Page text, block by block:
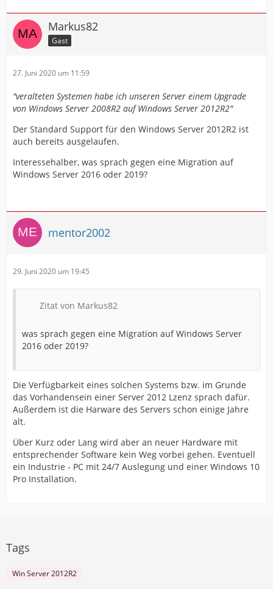
Markus82
Gast
27. Juni 2020 um 11:59
"veralteten Systemen habe ich unseren Server einem Upgrade
von Windows Server 2008R2 auf Windows Server 2012R2"
Der Standard Support für den Windows Server 2012R2 ist
auch bereits ausgelaufen.
Interessehalber, was sprach gegen eine Migration auf
Windows Server 2016 oder 2019?
mentor2002
29. Juni 2020 um 19:45
Zitat von Markus82
was sprach gegen eine Migration auf Windows Server
2016 oder 2019?
Die Verfügbarkeit eines solchen Systems bzw. im Grunde
das Vorhandensein einer Server 2012 Lzenz sprach dafür.
Außerdem ist die Harware des Servers schon einige Jahre
alt.
Über Kurz oder Lang wird aber an neuer Hardware mit
entsprechender Software kein Weg vorbei gehen. Eventuell
ein Industrie - PC mit 24/7 Auslegung und einer Windows 10
Pro Installation.
Tags
Win Server 2012R2